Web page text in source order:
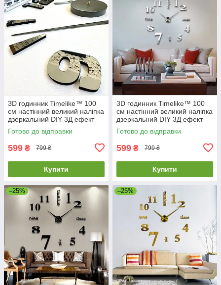
3D годинник Timelike™ 100
см настінний великий наліпка
дзеркальний DIY 3Д ефект
Арабські2-Gr в їдальню сірий
Готово до відправки
599 ₴ 799 ₴
Купити
3D годинник Timelike™ 100
см настінний великий наліпка
дзеркальний DIY 3Д ефект
Написи-S сріблястий
Готово до відправки
599 ₴ 799 ₴
Купити
–25% –25%